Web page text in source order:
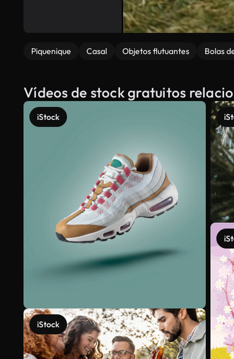
Piquenique Casal Objetos flutuantes Bolas
Vídeos de stock gratuitos
iStock
iStock